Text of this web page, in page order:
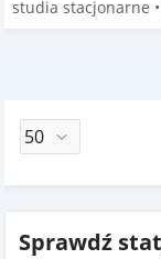
studia stacjonarne
Sprawdź